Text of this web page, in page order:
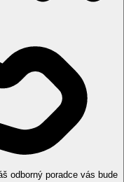
odborný poradce vás bude